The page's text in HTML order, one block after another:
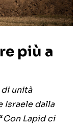
più a
unità
Israele dalla
Con Lapid ci